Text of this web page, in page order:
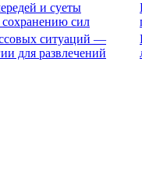
и суеты
сохранению сил
ситуаций —
для развлечений